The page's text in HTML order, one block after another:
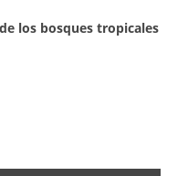
los bosques tropicales